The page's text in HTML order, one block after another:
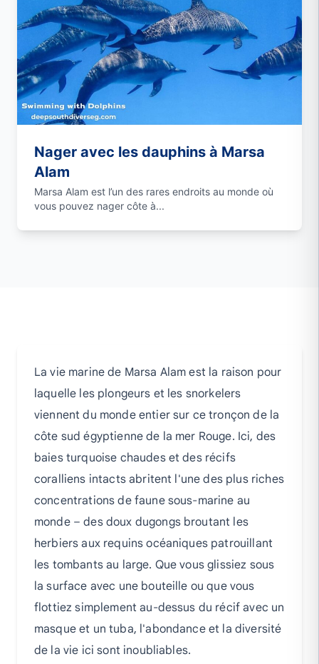
Nager avec les dauphins à Marsa
Alam
Marsa Alam est l’un des rares endroits au monde où
vous pouvez nager côte à...
La vie marine de Marsa Alam est la raison pour
laquelle les plongeurs et les snorkelers
viennent du monde entier sur ce tronçon de la
côte sud égyptienne de la mer Rouge. Ici, des
baies turquoise chaudes et des récifs
coralliens intacts abritent l'une des plus riches
concentrations de faune sous-marine au
monde – des doux dugongs broutant les
herbiers aux requins océaniques patrouillant
les tombants au large. Que vous glissiez sous
la surface avec une bouteille ou que vous
flottiez simplement au-dessus du récif avec un
masque et un tuba, l'abondance et la diversité
de la vie ici sont inoubliables.